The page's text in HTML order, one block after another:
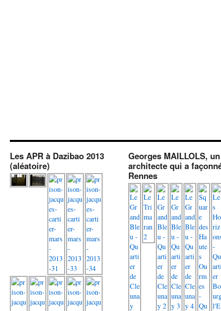
Les APR à Dazibao 2013
(aléatoire)
Georges MAILLOLS, un
architecte qui a
Rennes